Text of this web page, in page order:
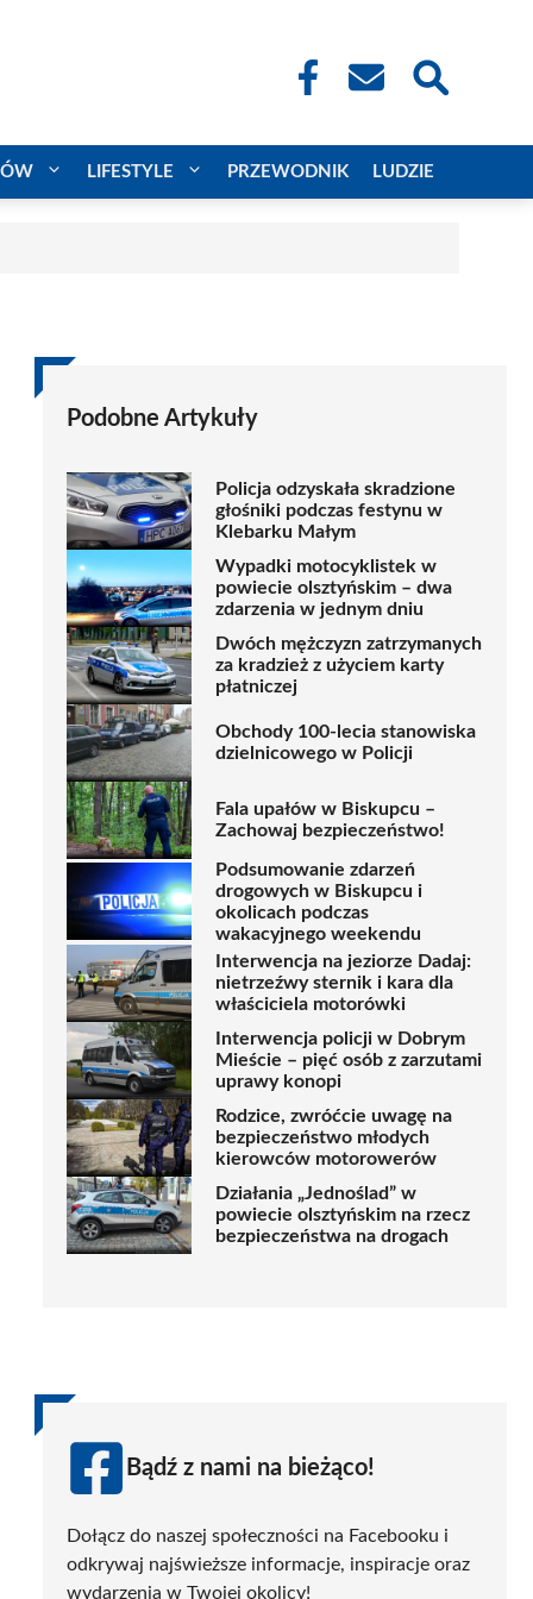
LIFESTYLE PRZEWODNIK LUDZIE
Podobne Artykuły
Policja odzyskała skradzione
głośniki podczas festynu w
Klebarku Małym
Wypadki motocyklistek w
powiecie olsztyńskim – dwa
zdarzenia w jednym dniu
Dwóch mężczyzn zatrzymanych
za kradzież z użyciem karty
płatniczej
Obchody 100-lecia stanowiska
dzielnicowego w Policji
Fala upałów w Biskupcu –
Zachowaj bezpieczeństwo!
Podsumowanie zdarzeń
drogowych w Biskupcu i
okolicach podczas
wakacyjnego weekendu
Interwencja na jeziorze Dadaj:
nietrzeźwy sternik i kara dla
właściciela motorówki
Interwencja policji w Dobrym
Mieście – pięć osób z zarzutami
uprawy konopi
Rodzice, zwróćcie uwagę na
bezpieczeństwo młodych
kierowców motorowerów
Działania „Jednoślad” w
powiecie olsztyńskim na rzecz
bezpieczeństwa na drogach
Bądź z nami na bieżąco!
Dołącz do naszej społeczności na Facebooku i
odkrywaj najświeższe informacje, inspiracje oraz
wydarzenia w Twojej okolicy!